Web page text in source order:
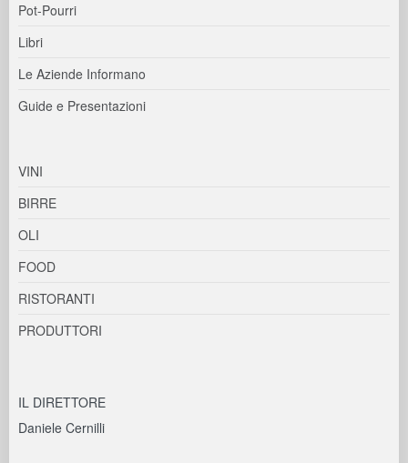
Pot-Pourri
Libri
Le Aziende Informano
Guide e Presentazioni
VINI
BIRRE
OLI
FOOD
RISTORANTI
PRODUTTORI
IL DIRETTORE
Daniele Cernilli